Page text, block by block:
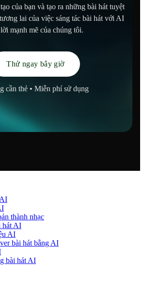
của bạn và tạo ra những bài hát tuyệt
lai của việc sáng tác bài hát với AI
mạnh mẽ của chúng tôi.
Thử ngay bây giờ
cần thẻ • Miễn phí sử dụng
thành nhạc
hát AI
AI
bài hát bằng AI
bài hát AI